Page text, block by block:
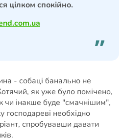
цілком спокійно.
- собаці банально не
як уже було помічено,
чи інакше буде "смачнішим",
господареві необхідно
спробувавши давати